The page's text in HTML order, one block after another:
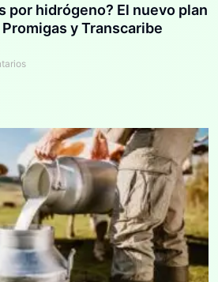
por hidrógeno? El nuevo plan
y Transcaribe